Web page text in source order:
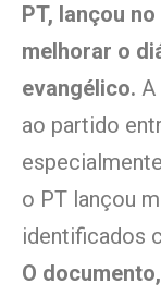
PT, lançou
melhorar o
evangélico. A
ao partido
o PT lançou
identificados
O